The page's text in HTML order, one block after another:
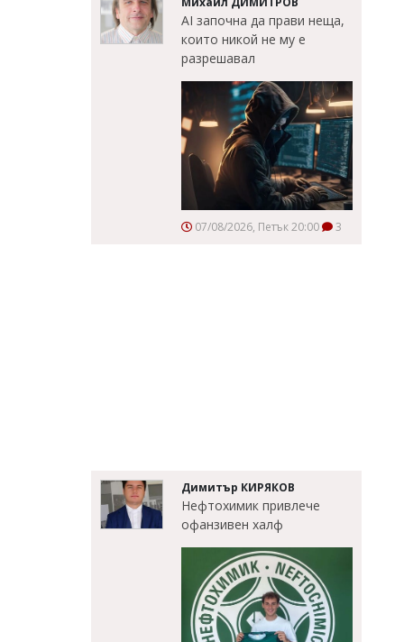
AI започна да прави неща,
които никой не му е
разрешавал
07/08/2026, Петък 20:00 3
Димитър КИРЯКОВ
Нефтохимик привлече
офанзивен халф